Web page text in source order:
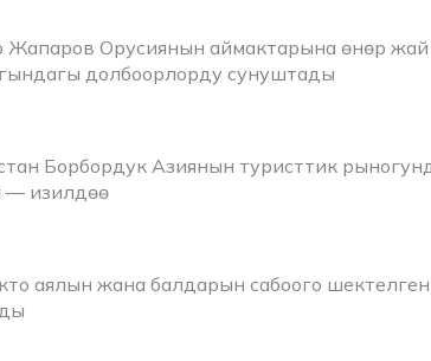
Орусиянын аймактарына өнөр
долбоорлорду сунуштады
Борбордук Азиянын туристтик
— изилдөө
аялын жана балдарын сабоого